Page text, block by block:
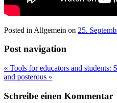
Posted in Allgemein on 25.
Post navigation
« Tools for educators and students:
and posterous »
Schreibe einen Kommentar